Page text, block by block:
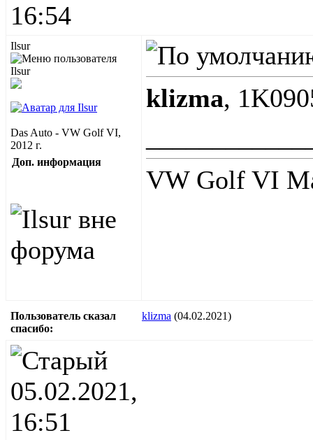
16:54
Ilsur
Das Auto - VW Golf VI,
2012 г.
Доп. информация
klizma,
VW Golf VI
Пользователь сказал
cпасибо:
klizma (04.02.2021)
05.02.2021,
16:51